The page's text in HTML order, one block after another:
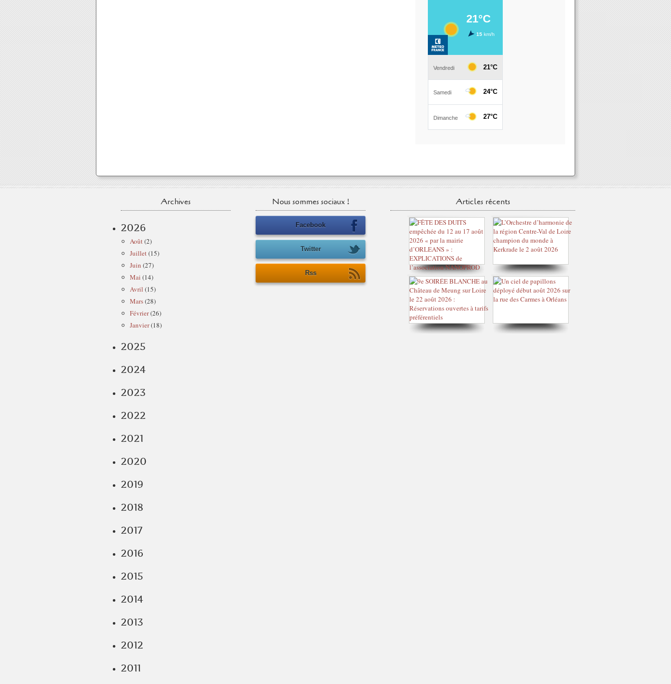
Archives
2026
Août(2)
Juillet(15)
Juin (27)
Mai (14)
Avril (15)
Mars(28)
Février(26)
Janvier(18)
2025
2024
2023
2022
2021
2020
2019
2018
2017
2016
2015
2014
2013
2012
2011
Nous sommes sociaux !
Facebook
Twitter
Rss
Articles récents